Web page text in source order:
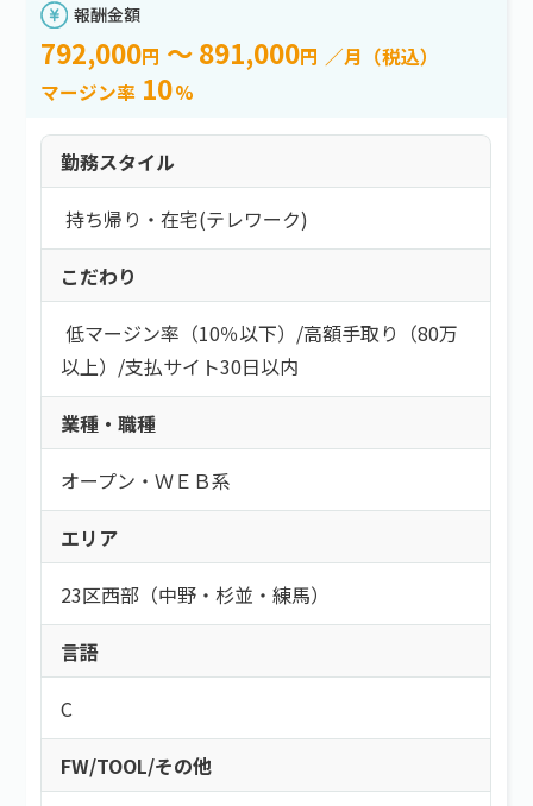
エリアを選択する
報酬金額
必要スキル
必要スキルを選択する
勤務スタイル
持ち帰り・在宅(テレワーク)
フレックス
通勤
短時間（主婦＆主夫向け）
こだわり
直請け案件
ロースキルOK
低マージン率（10％以下）
高額手取り（80万以上）
支払サイト30日以内
シニア歓迎
外国籍OK
語学力を活かす
フリーワード
案件開始日
報酬金額
792,000円 ～ 891,000円 ／月（税込）
マージン率 10%
勤務スタイル
持ち帰り・在宅(テレワーク)
こだわり
低マージン率（10％以下） /高額手取り（80万
以上） /支払サイト30日以内
業種・職種
オープン・ＷＥＢ系
エリア
23区西部（中野・杉並・練馬）
言語
C
FW/TOOL/その他